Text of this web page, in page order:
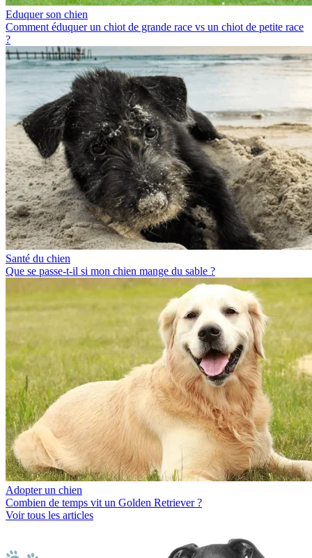
Eduquer son chien
Comment éduquer un chiot de grande race vs un chiot de petite race
?
Santé du chien
Que se passe-t-il si mon chien mange du sable ?
Adopter un chien
Combien de temps vit un Golden Retriever ?
Voir tous les articles